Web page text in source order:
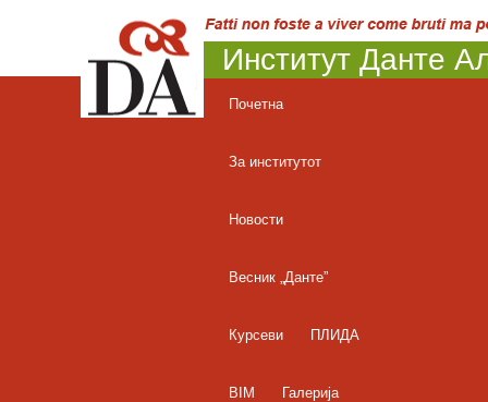
Институт Данте
Почетна
За институтот
Новости
Весник „Данте”
Курсеви ПЛИДА
BIM Галерија